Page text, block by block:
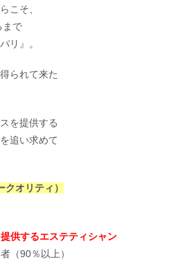
や値段の評判を調査
ルセルみなとみらいの結婚式
ぎてヤバい！
こそ、
まで
リ』。
られて来た
を提供する
追い求めて
オリティ）
供するエステティシャン
（90％以上）